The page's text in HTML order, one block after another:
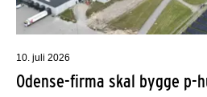
10. juli 2026
Odense-firma skal bygge p-